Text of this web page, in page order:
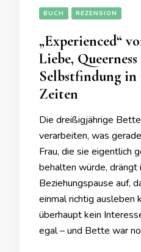
BUCH REZENSION
„Experienced“
Liebe,
Selbstfindung in
Zeiten
Die dreißigjährige
verarbeiten, was
Frau, die sie eigentlich
behalten würde, drängt
Beziehungspause auf,
einmal richtig ausleben
überhaupt kein
egal – und Bette war